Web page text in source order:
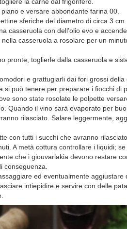
la carne dal frigorifero.
e versare abbondante farina 00.
sferiche del diametro di circa 3 cm.
casseruola con dell’olio evo e
casseruola a rosolare per un
pronte, toglierle dalla casseruola e
e grattugiarli dai fori grossi
si può tenere per preparare i fiocchi di
sono state rosolate le polpette
Quando il vino sarà evaporato per
rilasciato. Salare leggermente,
con tutti i succhi che avranno
A metà cottura controllare i liquidi;
che i giouvarlakia devono restare
conseguenza.
ed eventualmente aggiustare
intiepidire e servire con delle